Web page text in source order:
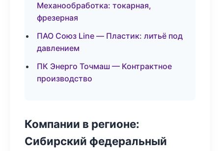
Механообработка: токарная,
фрезерная
ПАО Союз Line — Пластик: литьё под
давлением
ПК Энерго Точмаш — Контрактное
производство
Компании в регионе:
Сибирский федеральный